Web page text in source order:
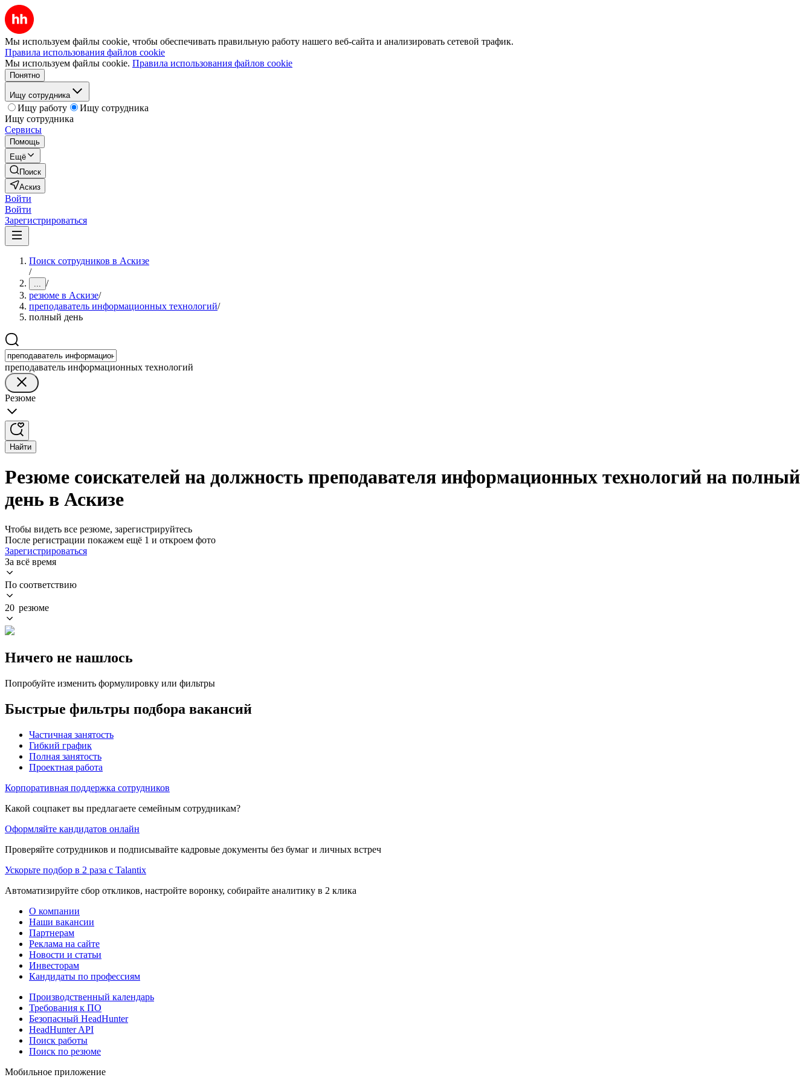
Мы используем файлы cookie, чтобы обеспечивать правильную работу нашего веб-сайта и анализировать сетевой трафик.
Правила использования файлов cookie
Мы используем файлы cookie. Правила использования файлов cookie
Понятно
Ищу сотрудника
Ищу работу
Ищу сотрудника
Ищу сотрудника
Сервисы
Помощь
Ещё
Поиск
Аскиз
Войти
Войти
Зарегистрироваться
Поиск сотрудников в Аскизе
/
... /
резюме в Аскизе/
преподаватель информационных технологий/
полный день
преподаватель информационных технологий
Резюме
Найти
Резюме соискателей на должность преподавателя информационных технологий на полный
день в Аскизе
Чтобы видеть все резюме, зарегистрируйтесь
После регистрации покажем ещё 1 и откроем фото
Зарегистрироваться
За всё время
По соответствию
20 резюме
Ничего не нашлось
Попробуйте изменить формулировку или фильтры
Быстрые фильтры подбора вакансий
Частичная занятость
Гибкий график
Полная занятость
Проектная работа
Корпоративная поддержка сотрудников
Какой соцпакет вы предлагаете семейным сотрудникам?
Оформляйте кандидатов онлайн
Проверяйте сотрудников и подписывайте кадровые документы без бумаг и личных встреч
Ускорьте подбор в 2 раза с Talantix
Автоматизируйте сбор откликов, настройте воронку, собирайте аналитику в 2 клика
О компании
Наши вакансии
Партнерам
Реклама на сайте
Новости и статьи
Инвесторам
Кандидаты по профессиям
Производственный календарь
Требования к ПО
Безопасный HeadHunter
HeadHunter API
Поиск работы
Поиск по резюме
Мобильное приложение